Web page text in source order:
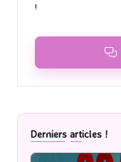
!
Derniers articles !